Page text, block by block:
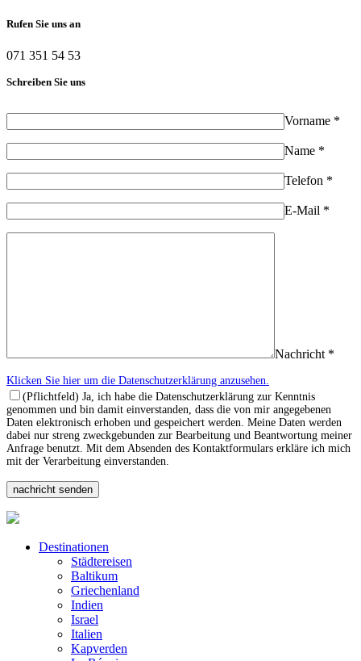
Rufen Sie uns an
071 351 54 53
Schreiben Sie uns
Vorname *
Name *
Telefon *
E-Mail *
Nachricht *
Klicken Sie hier um die Datenschutzerklärung anzusehen.
(Pflichtfeld) Ja, ich habe die Datenschutzerklärung zur Kenntnis
genommen und bin damit einverstanden, dass die von mir angegebenen
Daten elektronisch erhoben und gespeichert werden. Meine Daten werden
dabei nur streng zweckgebunden zur Bearbeitung und Beantwortung meiner
Anfrage benutzt. Mit dem Absenden des Kontaktformulars erkläre ich mich
mit der Verarbeitung einverstanden.
Destinationen
Städtereisen
Baltikum
Griechenland
Indien
Israel
Italien
Kapverden